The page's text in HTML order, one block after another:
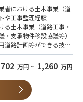
と持続的な運営ex:東横
市再整備、エリア再生
設プロポ、会津若松市中
公園エリアマネジメン
能登半島直轄調査、双
、新たなニーズに対応
トごとのJV、協働プラッ
る。
本質的なあり方を模索す
。相互にフィードバック
者における土木事業（道
や工事監理経験
る土木事業（道路工事・
支承物件移設協議等）
道路計画等ができる技
・工事監理経験
者
702 万円 ~ 1,260 万円